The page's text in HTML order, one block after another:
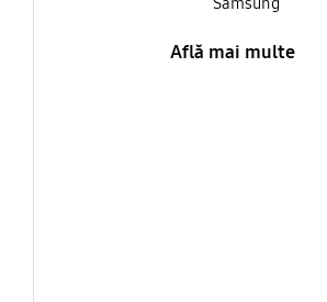
Află mai multe